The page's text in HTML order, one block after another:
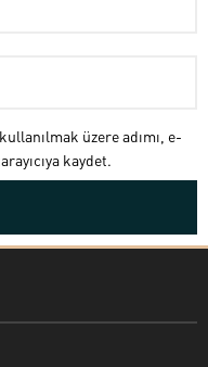
üzere adımı, e-
kaydet.